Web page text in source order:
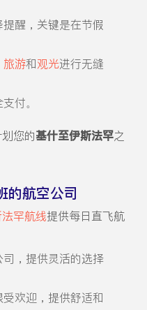
醒，关键是在节假
旅游和观光进行无缝
付。
您的基什至伊斯法罕之
的航空公司
罕航线提供每日直飞航
司，提供灵活的选择
受欢迎，提供舒适和